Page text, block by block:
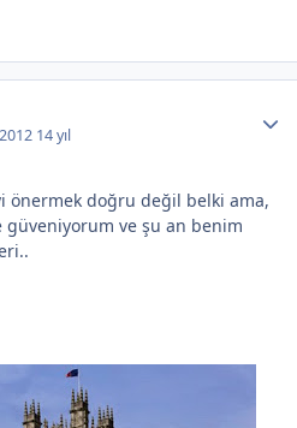
14 yıl
önermek doğru değil belki ama,
güveniyorum ve şu an benim